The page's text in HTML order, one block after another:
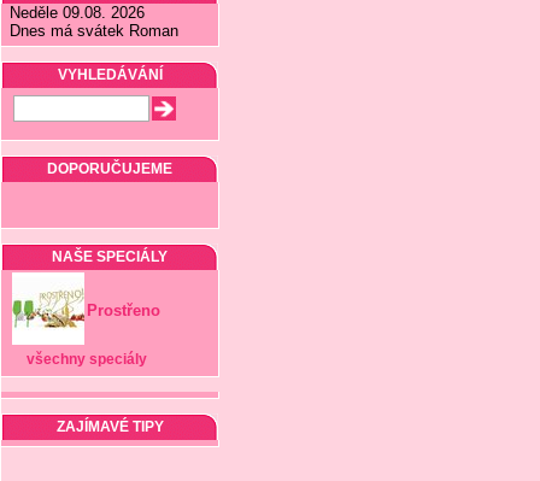
Neděle 09.08. 2026
Dnes má svátek Roman
VYHLEDÁVÁNÍ
DOPORUČUJEME
NAŠE SPECIÁLY
Prostřeno
všechny speciály
ZAJÍMAVÉ TIPY